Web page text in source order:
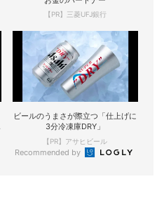
【PR】三菱UFJ銀行
ビールのうまさが際立つ「仕上げに
3分冷凍庫DRY」
【PR】アサヒビール
Recommended by